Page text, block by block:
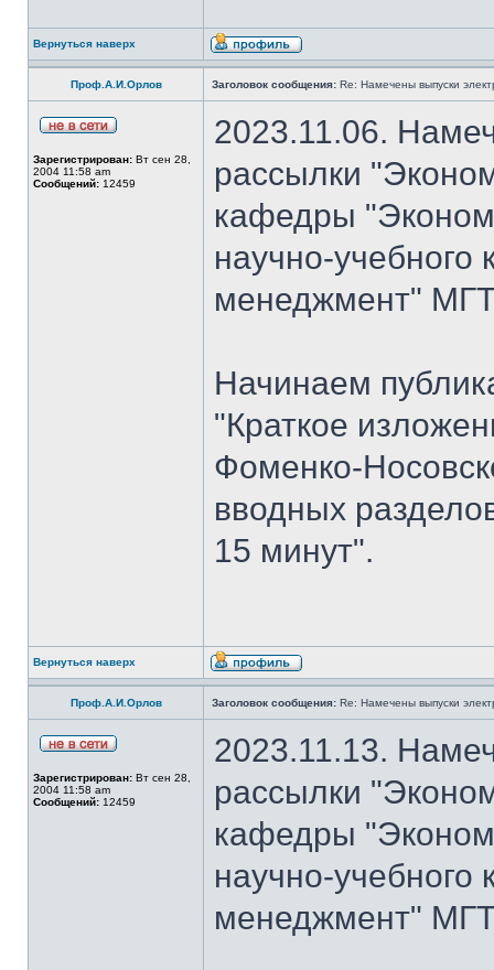
Вернуться наверх
Проф.А.И.Орлов Заголовок сообщения: Re: Намечены выпуски
Зарегистрирован: Вт сен 28,
2004 11:58 am
Сообщений: 12459
2023.11.06.
рассылки
кафедры
научно-
менеджмент"
Начинаем
"Краткое
Фоменко-
вводных
15 минут".
Вернуться наверх
Проф.А.И.Орлов Заголовок сообщения: Re: Намечены выпуски
Зарегистрирован: Вт сен 28,
2004 11:58 am
Сообщений: 12459
2023.11.13.
рассылки
кафедры
научно-
менеджмент"